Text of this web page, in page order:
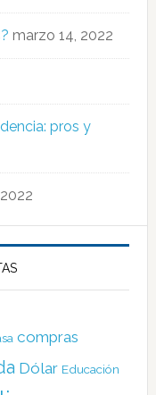
marzo 14, 2022
pros y
compras
Dólar Educación